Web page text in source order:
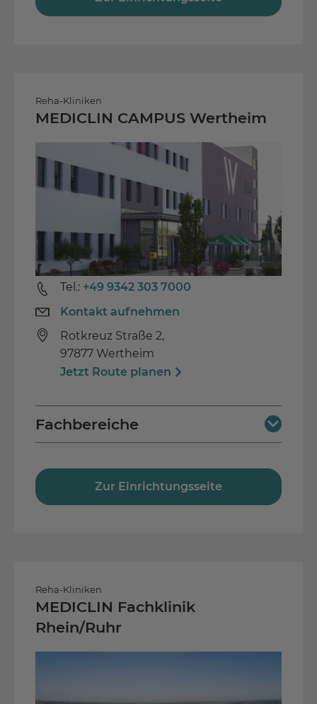
Sozialdienst vor Ort
Getränkeoase mit kostenlosem Wasser
TV, Telefon und Internet (gegen Gebühr)
Regelmäßige Veranstaltungen
Unsere Vorzüge
Spezialisierte Cochlea-Implantat-
Rehabilitation
Spezialisierte Reha für ältere Menschen
Ruhige Lage direkt am Wald
Reha-Kliniken
MEDICLIN CAMPUS Wertheim
Tel.: +49 9342 303 7000
Kontakt aufnehmen
Rotkreuz Straße 2,
97877 Wertheim
Jetzt Route planen
Fachbereiche
Zur Einrichtungsseite
Reha-Kliniken
MEDICLIN Fachklinik
Rhein/Ruhr